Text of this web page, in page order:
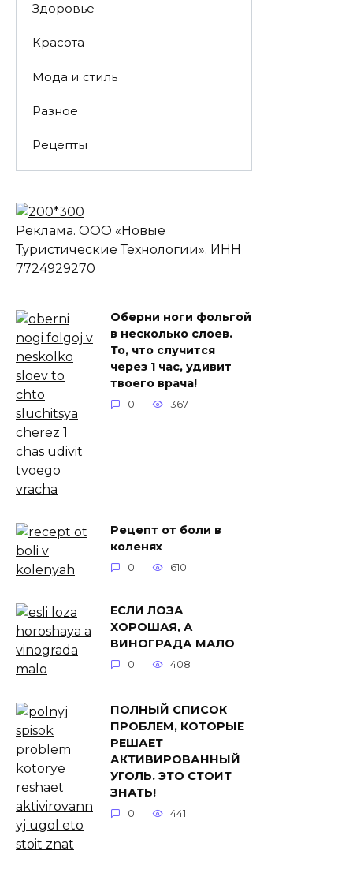
Здоровье
Красота
Мода и стиль
Разное
Рецепты
Реклама. ООО «Новые
Туристические Технологии». ИНН
7724929270
Оберни ноги фольгой
в несколько слоев.
То, что случится
через 1 час, удивит
твоего врача!
0 367
Рецепт от боли в
коленях
0 610
ЕСЛИ ЛОЗА
ХОРОШАЯ, А
ВИНОГРАДА МАЛО
0 408
ПОЛНЫЙ СПИСОК
ПРОБЛЕМ, КОТОРЫЕ
РЕШАЕТ
АКТИВИРОВАННЫЙ
УГОЛЬ. ЭТО СТОИТ
ЗНАТЬ!
0 441